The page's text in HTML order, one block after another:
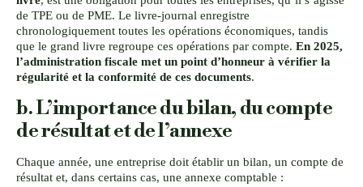
de TPE ou de PME. Le livre-journal enregistre
chronologiquement toutes les opérations économiques, tandis
que le grand livre regroupe ces opérations par compte. En 2025,
l’administration fiscale met un point d’honneur à vérifier la
régularité et la conformité de ces documents.
b. L’importance du bilan, du compte
de résultat et de l’annexe
Chaque année, une entreprise doit établir un bilan, un compte de
résultat et, dans certains cas, une annexe comptable :